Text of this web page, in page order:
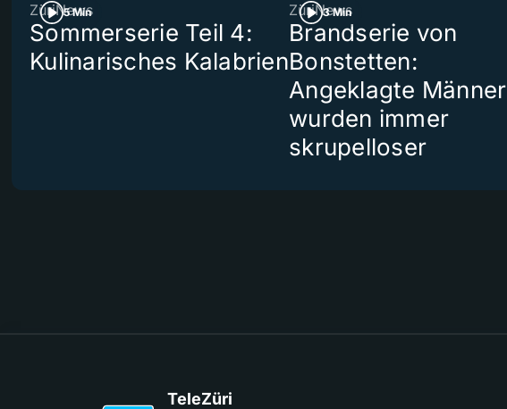
5 Min
ZüriNews
Sommerserie Teil 4:
Kulinarisches Kalabrien
3 Min
ZüriNews
Brandserie von
Bonstetten:
Angeklagte Männer
wurden immer
skrupelloser
TeleZüri